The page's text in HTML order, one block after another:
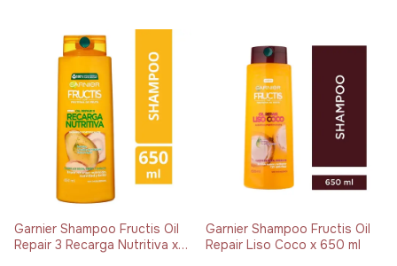
Garnier Shampoo Fructis Oil
Repair 3 Recarga Nutritiva x
Garnier Shampoo Fructis Oil
Repair Liso Coco x 650 ml